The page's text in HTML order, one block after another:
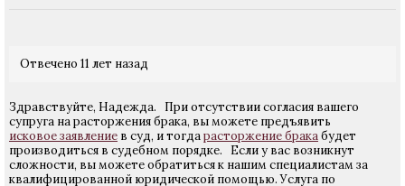
Отвечено 11 лет назад
Здравствуйте, Надежда. При отсутствии согласия вашего
супруга на расторжения брака, вы можете предъявить
исковое заявление в суд, и тогдарасторжение бракабудет
производиться в судебном порядке. Если у вас возникнут
сложности, вы можете обратиться к нашим специалистам за
квалифицированной юридической помощью. Услуга по